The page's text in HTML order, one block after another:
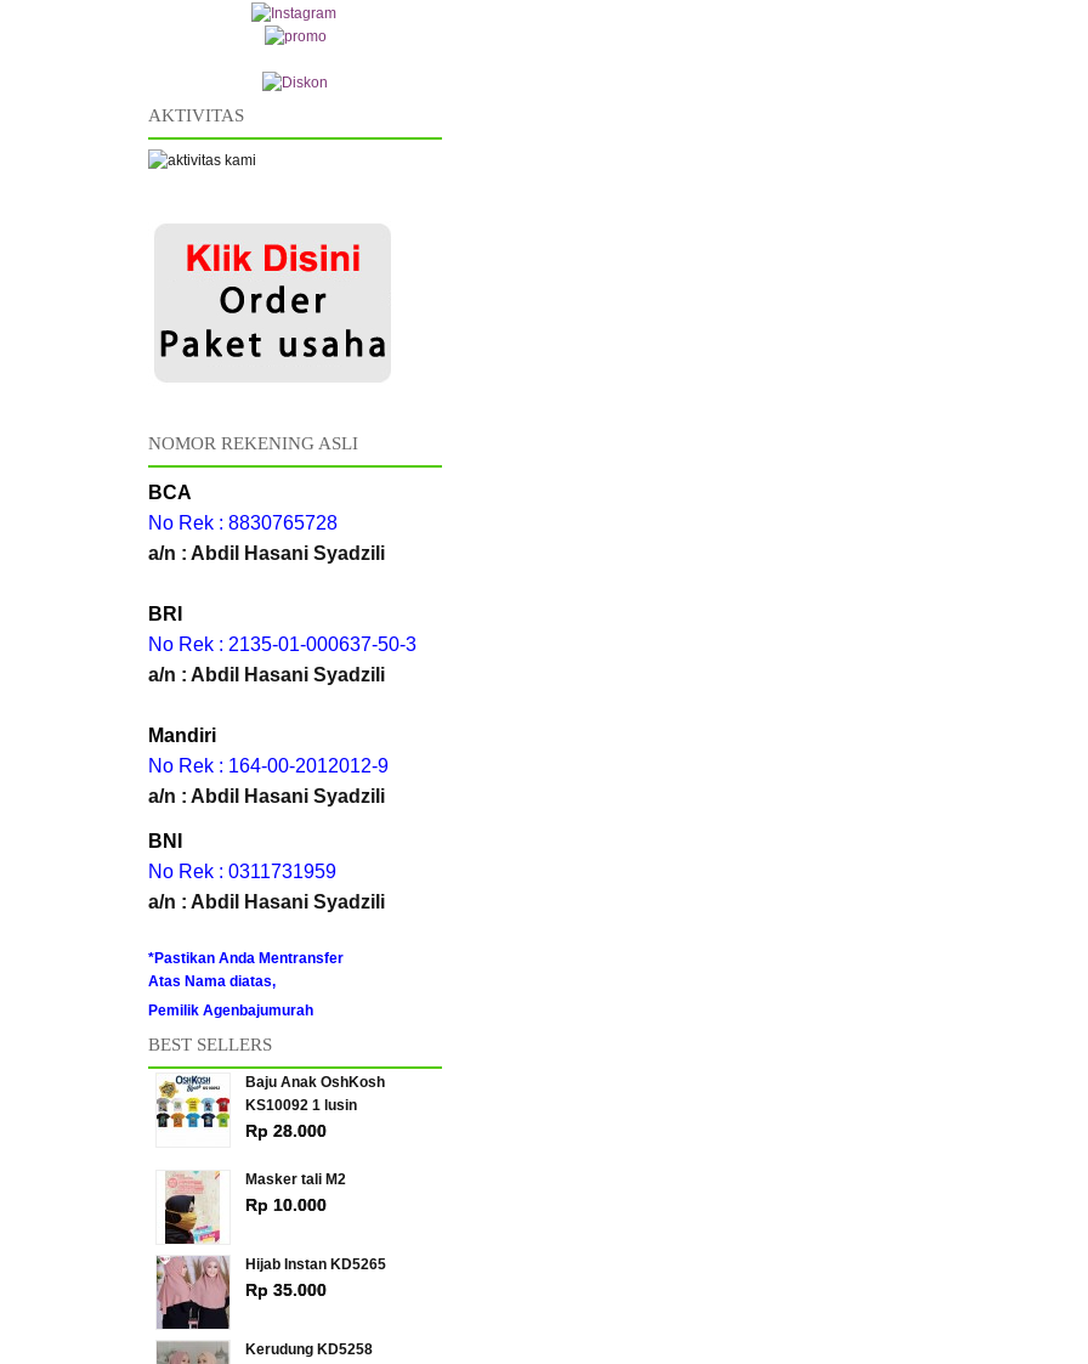
AKTIVITAS
NOMOR REKENING ASLI
BCA
No Rek : 8830765728
a/n : Abdil Hasani Syadzili
BRI
No Rek : 2135-01-000637-50-3
a/n : Abdil Hasani Syadzili
Mandiri
No Rek : 164-00-2012012-9
a/n : Abdil Hasani Syadzili
BNI
No Rek : 0311731959
a/n : Abdil Hasani Syadzili
*Pastikan Anda Mentransfer
Atas Nama diatas,
Pemilik Agenbajumurah
BEST SELLERS
Baju Anak OshKosh
KS10092 1 lusin
Rp 28.000
Masker tali M2
Rp 10.000
Hijab Instan KD5265
Rp 35.000
Kerudung KD5258